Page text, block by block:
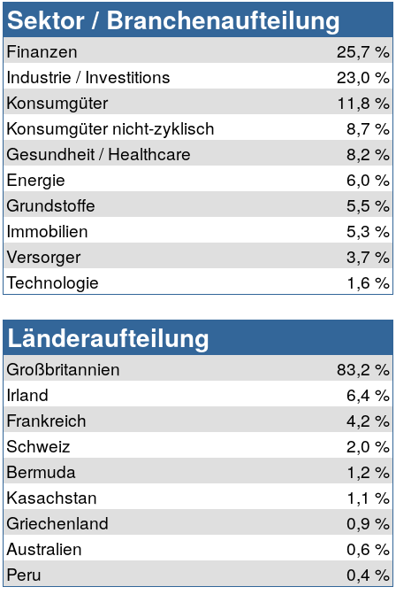
Sektor / Branchenaufteilung
Finanzen
25,7 %
Industrie / Investitions
23,0 %
Konsumgüter
11,8 %
Konsumgüter nicht-zyklisch
8,7 %
Gesundheit / Healthcare
8,2 %
Energie
6,0 %
Grundstoffe
5,5 %
Immobilien
5,3 %
Versorger
3,7 %
Technologie
1,6 %
Länderaufteilung
Großbritannien
83,2 %
Irland
6,4 %
Frankreich
4,2 %
Schweiz
2,0 %
Bermuda
1,2 %
Kasachstan
1,1 %
Griechenland
0,9 %
Australien
0,6 %
Peru
0,4 %